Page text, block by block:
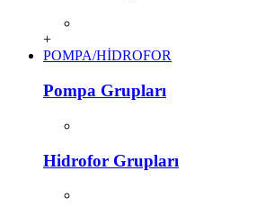
+
POMPA/HİDROFOR
Pompa Grupları
Hidrofor Grupları